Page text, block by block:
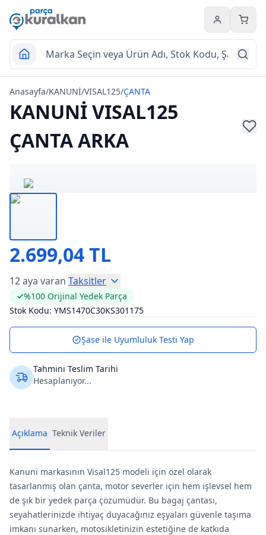
Hesabım
Anasayfa/KANUNİ/VISAL125/ÇANTA
KANUNİ VISAL125
ÇANTA ARKA
2.699,04 TL
12 aya varan Taksitler
%100 Orijinal Yedek Parça
Stok Kodu: YMS1470C30KS301175
Şase ile Uyumluluk Testi Yap
Tahmini Teslim Tarihi
Hesaplanıyor...
Açıklama Teknik Veriler
Kanuni markasının Visal125 modeli için özel olarak
tasarlanmış olan çanta, motor severler için hem işlevsel hem
de şık bir yedek parça çözümüdür. Bu bagaj çantası,
seyahatlerinizde ihtiyaç duyacağınız eşyaları güvenle taşıma
imkanı sunarken, motosikletinizin estetiğine de katkıda